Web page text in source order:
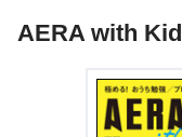
AERA with